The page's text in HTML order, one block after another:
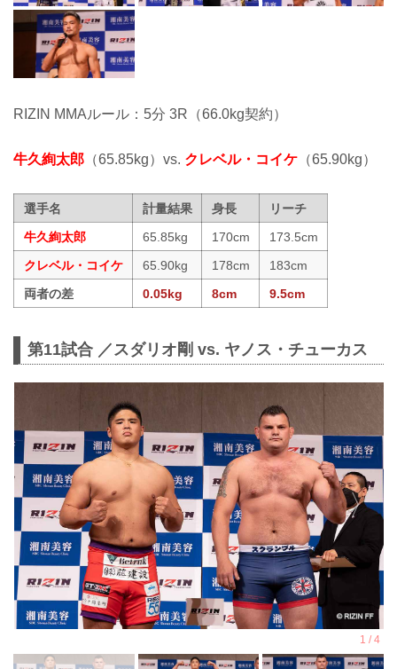
RIZIN MMAルール：5分 3R（66.0kg契約）
牛久絢太郎 （65.85kg）vs. クレベル・コイケ （65.90kg）
選手名 計量結果 身長
リーチ
牛久絢太郎
65.85kg 170cm
173.5cm
クレベル・コイケ
65.90kg 178cm
183cm
両者の差
0.05kg 8cm 9.5cm
第11試合 ／スダリオ剛 vs. ヤノス・チューカス